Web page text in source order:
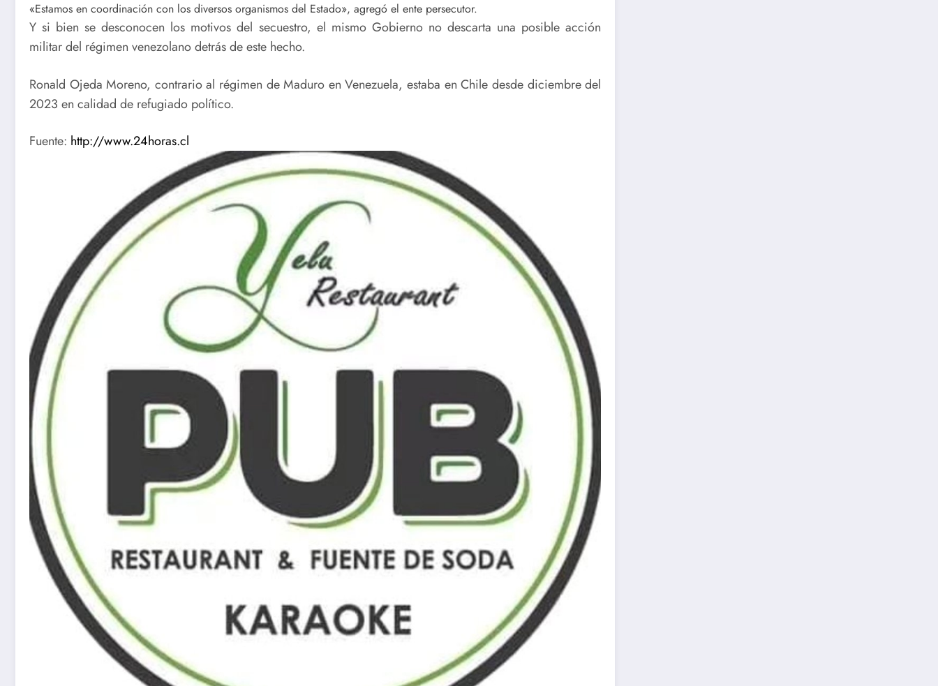
«Estamos en coordinación con los diversos organismos del Estado», agregó el ente persecutor.
Y si bien se desconocen los motivos del secuestro, el mismo Gobierno no descarta una posible acción
militar del régimen venezolano detrás de este hecho.
Ronald Ojeda Moreno, contrario al régimen de Maduro en Venezuela, estaba en Chile desde diciembre del
2023 en calidad de refugiado político.
Fuente: http://www.24horas.cl